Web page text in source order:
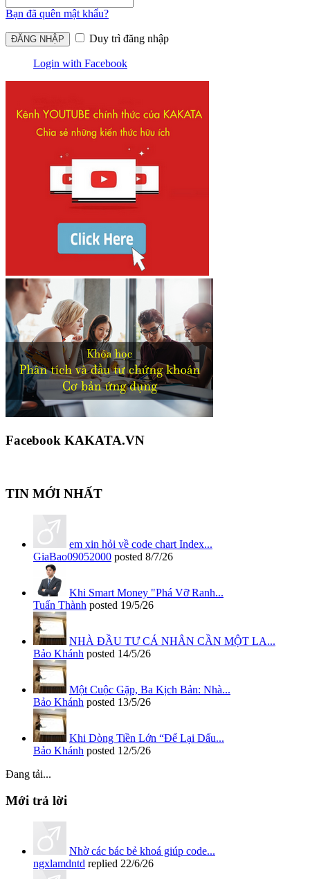
Bạn đã quên mật khẩu?
Duy trì đăng nhập
Login with Facebook
Facebook KAKATA.VN
TIN MỚI NHẤT
em xin hỏi về code chart Index...
GiaBao09052000 posted 8/7/26
Khi Smart Money "Phá Vỡ Ranh...
Tuấn Thành posted 19/5/26
NHÀ ĐẦU TƯ CÁ NHÂN CẦN MỘT LA...
Bảo Khánh posted 14/5/26
Một Cuộc Gặp, Ba Kịch Bản: Nhà...
Bảo Khánh posted 13/5/26
Khi Dòng Tiền Lớn “Để Lại Dấu...
Bảo Khánh posted 12/5/26
Đang tải...
Mới trả lời
Nhờ các bác bẻ khoá giúp code...
ngxlamdntd replied 22/6/26